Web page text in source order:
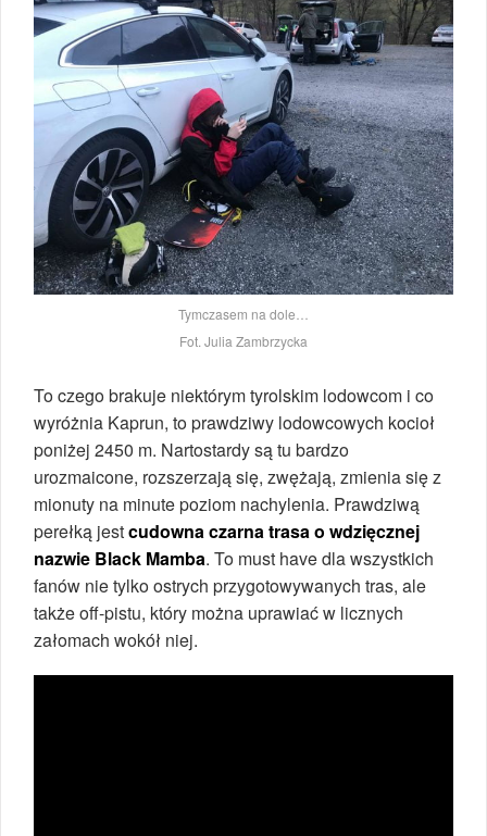
Tymczasem na dole…
Fot. Julia Zambrzycka
To czego brakuje niektórym tyrolskim lodowcom i co
wyróżnia Kaprun, to prawdziwy lodowcowych kocioł
poniżej 2450 m. Nartostardy są tu bardzo
urozmaicone, rozszerzają się, zwężają, zmienia się z
mionuty na minute poziom nachylenia. Prawdziwą
perełką jestcudowna czarna trasa o wdzięcznej
nazwie Black Mamba. To must have dla wszystkich
fanów nie tylko ostrych przygotowywanych tras, ale
także off-pistu, który można uprawiać w licznych
załomach wokół niej.